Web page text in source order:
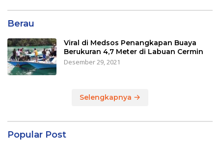
Berau
Viral di Medsos Penangkapan Buaya
Berukuran 4,7 Meter di Labuan Cermin
Desember 29, 2021
Selengkapnya
Popular Post